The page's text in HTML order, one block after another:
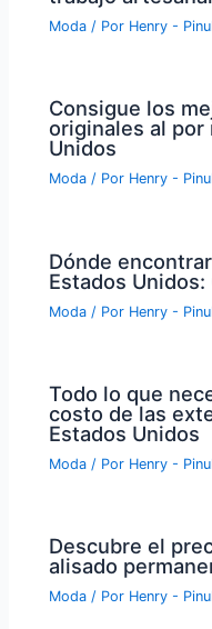
Moda / Por Henry -
Consigue los
originales al por
Unidos
Moda / Por Henry -
Dónde
Estados
Moda / Por Henry -
Todo lo que
costo de las
Estados Unidos
Moda / Por Henry -
Descubre el
alisado
Moda / Por Henry -